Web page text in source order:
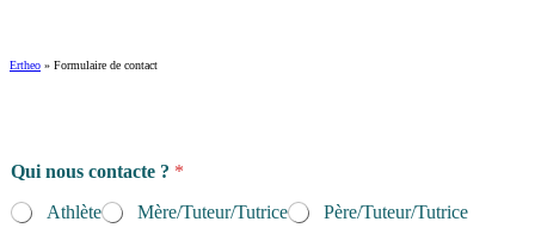
Ertheo » Formulaire de contact
Qui nous contacte ? *
Athlète
Mère/Tuteur/Tutrice Père/Tuteur/Tutrice